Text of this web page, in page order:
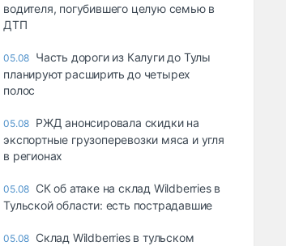
водителя, погубившего целую семью в
ДТП
05.08 Часть дороги из Калуги до Тулы
планируют расширить до четырех
полос
05.08 РЖД анонсировала скидки на
экспортные грузоперевозки мяса и угля
в регионах
05.08 СК об атаке на склад Wildberries в
Тульской области: есть пострадавшие
05.08 Склад Wildberries в тульском